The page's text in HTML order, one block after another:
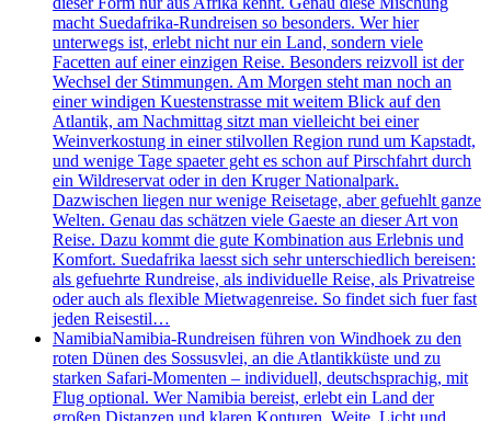
macht Suedafrika-Rundreisen so besonders. Wer hier
unterwegs ist, erlebt nicht nur ein Land, sondern viele
Facetten auf einer einzigen Reise. Besonders reizvoll ist der
Wechsel der Stimmungen. Am Morgen steht man noch an
einer windigen Kuestenstrasse mit weitem Blick auf den
Atlantik, am Nachmittag sitzt man vielleicht bei einer
Weinverkostung in einer stilvollen Region rund um Kapstadt,
und wenige Tage spaeter geht es schon auf Pirschfahrt durch
ein Wildreservat oder in den Kruger Nationalpark.
Dazwischen liegen nur wenige Reisetage, aber gefuehlt ganze
Welten. Genau das schätzen viele Gaeste an dieser Art von
Reise. Dazu kommt die gute Kombination aus Erlebnis und
Komfort. Suedafrika laesst sich sehr unterschiedlich bereisen:
als gefuehrte Rundreise, als individuelle Reise, als Privatreise
oder auch als flexible Mietwagenreise. So findet sich fuer fast
jeden Reisestil…
NamibiaNamibia-Rundreisen führen von Windhoek zu den
roten Dünen des Sossusvlei, an die Atlantikküste und zu
starken Safari-Momenten – individuell, deutschsprachig, mit
Flug optional. Wer Namibia bereist, erlebt ein Land der
großen Distanzen und klaren Konturen. Weite, Licht und